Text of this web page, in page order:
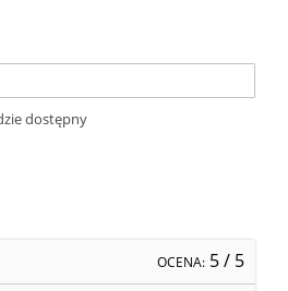
dostępny
OCENA: 5/ 5